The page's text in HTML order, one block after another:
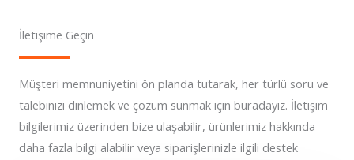
İletişime Geçin
Müşteri memnuniyetini ön planda tutarak, her türlü soru ve
talebinizi dinlemek ve çözüm sunmak için buradayız. İletişim
bilgilerimiz üzerinden bize ulaşabilir, ürünlerimiz hakkında
daha fazla bilgi alabilir veya siparişlerinizle ilgili destek